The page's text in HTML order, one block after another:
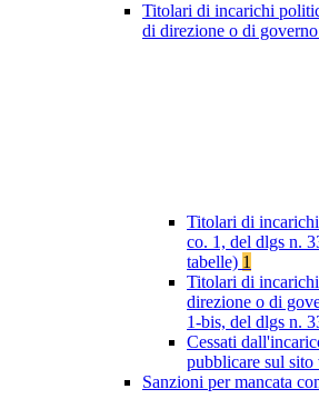
Titolari di incarichi
di direzione o di governo
Titolari di
co. 1, del dlgs n.
tabelle) 1
Titolari di
direzione o di
1-bis, del dlgs n.
Cessati
pubblicare sul sito
Sanzioni per mancata